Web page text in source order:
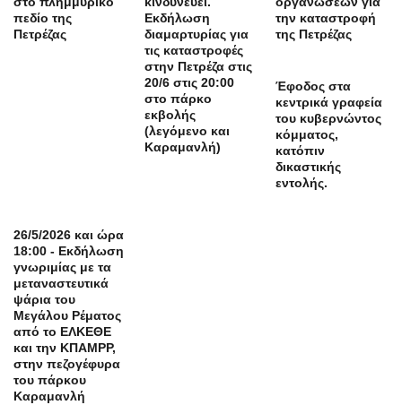
πεδίο της
Πετρέζας
Εκδήλωση
διαμαρτυρίας για
τις καταστροφές
στην Πετρέζα στις
20/6 στις 20:00
στο πάρκο
εκβολής
(λεγόμενο και
Καραμανλή)
την καταστροφή
της Πετρέζας
Έφοδος στα
κεντρικά γραφεία
του κυβερνώντος
κόμματος,
κατόπιν
δικαστικής
εντολής.
26/5/2026 και ώρα
18:00 - Εκδήλωση
γνωριμίας με τα
μεταναστευτικά
ψάρια του
Μεγάλου Ρέματος
από το ΕΛΚΕΘΕ
και την ΚΠΑΜΡΡ,
στην πεζογέφυρα
του πάρκου
Καραμανλή